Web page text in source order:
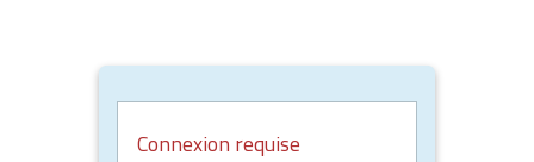
Connexion requise